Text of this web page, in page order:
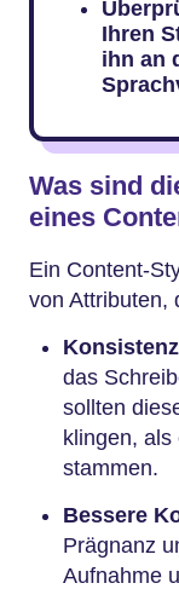
Ihren
ihn an
Was sind
eines
Ein Content-
von Attributen,
das
sollten
klingen, als
stammen.
Bessere
Prägnanz
Aufnahme